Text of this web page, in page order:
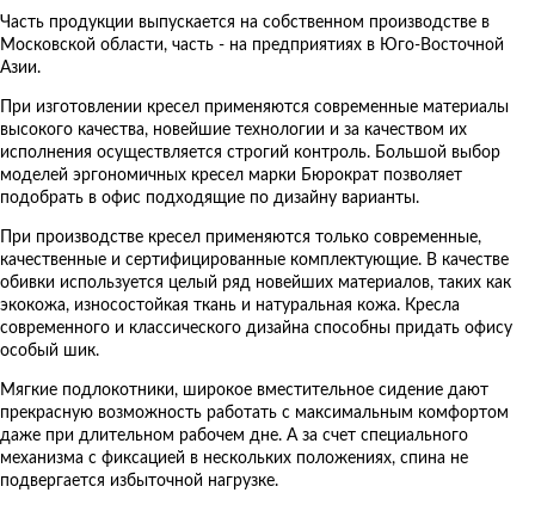
Часть продукции выпускается на собственном производстве в
Московской области, часть - на предприятиях в Юго-Восточной
Азии.
При изготовлении кресел применяются современные материалы
высокого качества, новейшие технологии и за качеством их
исполнения осуществляется строгий контроль. Большой выбор
моделей эргономичных кресел марки Бюрократ позволяет
подобрать в офис подходящие по дизайну варианты.
При производстве кресел применяются только современные,
качественные и сертифицированные комплектующие. В качестве
обивки используется целый ряд новейших материалов, таких как
экокожа, износостойкая ткань и натуральная кожа. Кресла
современного и классического дизайна способны придать офису
особый шик.
Мягкие подлокотники, широкое вместительное сидение дают
прекрасную возможность работать с максимальным комфортом
даже при длительном рабочем дне. А за счет специального
механизма с фиксацией в нескольких положениях, спина не
подвергается избыточной нагрузке.